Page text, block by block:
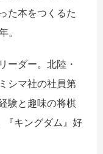
た本をつくるた
。
ーダー。北陸・
シマ社の社員第
験と趣味の将棋
『キングダム』好